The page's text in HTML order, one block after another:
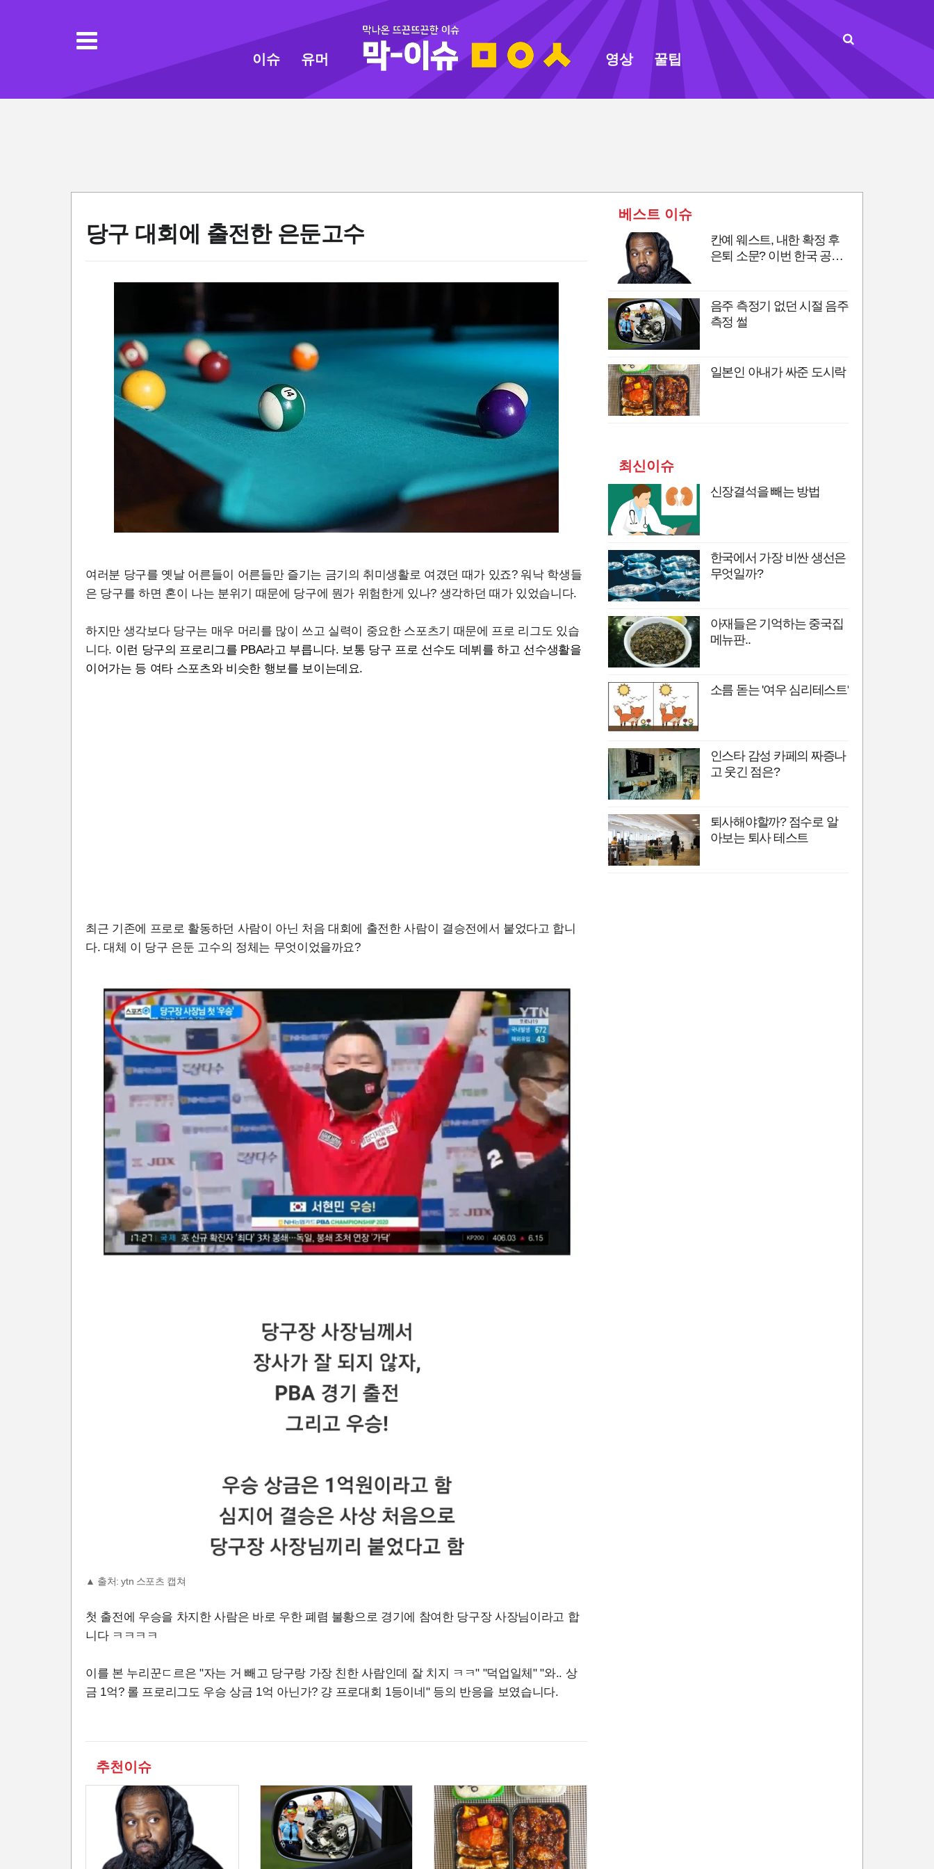
이슈 유머 영상 꿀팁
당구 대회에 출전한 은둔고수
여러분 당구를 옛날 어른들이 어른들만 즐기는 금기의 취미생활로 여겼던 때가 있죠? 워낙 학생들
은 당구를 하면 혼이 나는 분위기 때문에 당구에 뭔가 위험한게 있나? 생각하던 때가 있었습니다.
하지만 생각보다 당구는 매우 머리를 많이 쓰고 실력이 중요한 스포츠기 때문에 프로 리그도 있습
니다. 이런 당구의 프로리그를 PBA라고 부릅니다. 보통 당구 프로 선수도 데뷔를 하고 선수생활을
이어가는 등 여타 스포츠와 비슷한 행보를 보이는데요.
최근 기존에 프로로 활동하던 사람이 아닌 처음 대회에 출전한 사람이 결승전에서 붙었다고 합니
다. 대체 이 당구 은둔 고수의 정체는 무엇이었을까요?
▲ 출처: ytn 스포츠 캡쳐
첫 출전에 우승을 차지한 사람은 바로 우한 폐렴 불황으로 경기에 참여한 당구장 사장님이라고 합
니다 ㅋㅋㅋㅋ
이를 본 누리꾼ㄷ르은 "자는 거 빼고 당구랑 가장 친한 사람인데 잘 치지 ㅋㅋ" "덕업일체" "와.. 상
금 1억? 롤 프로리그도 우승 상금 1억 아닌가? 걍 프로대회 1등이네" 등의 반응을 보였습니다.
추천이슈
베스트 이슈
칸예 웨스트, 내한 확정 후
은퇴 소문? 이번 한국 공연
음주 측정기 없던 시절 음주
측정 썰
일본인 아내가 싸준 도시락
최신이슈
신장결석을 빼는 방법
한국에서 가장 비싼 생선은
무엇일까?
아재들은 기억하는 중국집
메뉴판..
소름 돋는 '여우 심리테스트'
인스타 감성 카페의 짜증나
고 웃긴 점은?
퇴사해야할까? 점수로 알
아보는 퇴사 테스트